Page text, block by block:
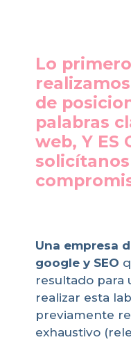
Lo
de
palabras
web, Y ES
Una empresa
google y SEO
resultado para
realizar esta
previamente
exhaustivo